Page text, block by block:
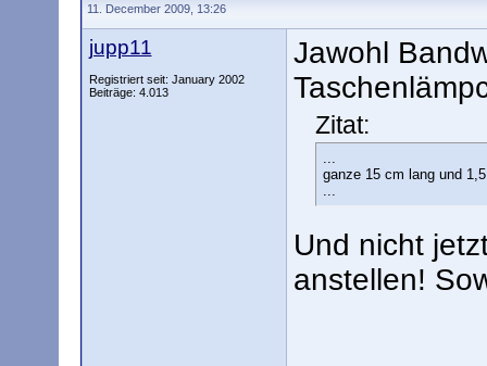
11. December 2009, 13:26
jupp11
Registriert seit: January 2002
Beiträge: 4.013
Jawohl
Zitat:
...
ganze 15 cm lang und
...
Und nicht
anstellen!